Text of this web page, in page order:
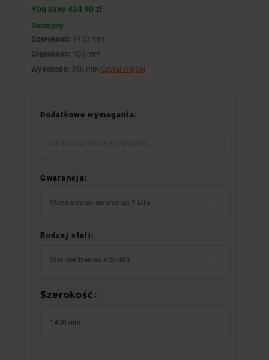
You save 424,90 zł
Dostępny
Szerokość: 1400 mm
Głębokość: 400 mm
Wysokość: 350 mm Czytaj więcej
Dodatkowe wymagania:
Gwarancja:
Standardowa gwarancja 2 lata
Rodzaj stali:
Stal nierdzewna AISI 403
Szerokość:
1400 mm